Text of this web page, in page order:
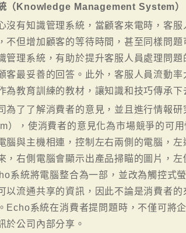
（Knowledge Management System）
沒有知識管理系統，當顧客來電時，客
不但增加顧客的等待時間，甚至同樣問
管理系統，有助於提升客服人員處理問
客最妥善的回答。此外，客服人員流動
為教育訓練的教材，讓知識和技巧傳承下
為了了解消費者的意見，並且進行情報
），使消費者的意見化為市場競爭的可
腦與主機相連，控制左右兩側的電腦，
，右側電腦會顯示出產品掃瞄的圖片，
系統將電腦整合為一部，並改為觸控式
以流通共享的資訊，因此不論是消費者
Echo系統在消費者提問題時，不僅可將
於公司內部分享。